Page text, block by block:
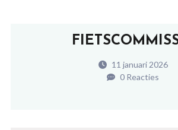
11 januari 2026
0 Reacties